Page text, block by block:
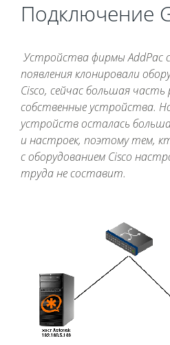
Подключение
Устройства фирмы AddPac
появления клонировали
Cisco, сейчас большая
собственные устройства.
устройств осталась
и настроек, поэтому тем,
с оборудованием Cisco
труда не составит.